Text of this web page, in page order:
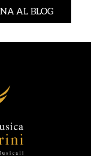
AL BLOG